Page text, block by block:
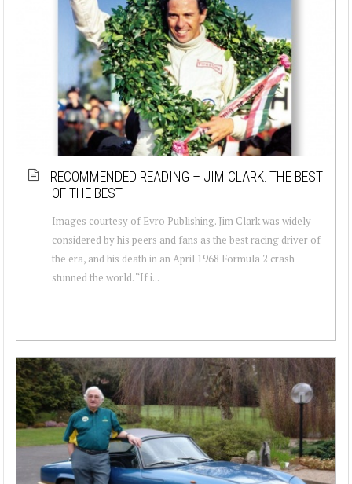
RECOMMENDED READING – JIM CLARK: THE BEST
OF THE BEST
Images courtesy of Evro Publishing. Jim Clark was widely
considered by his peers and fans as the best racing driver of
the era, and his death in an April 1968 Formula 2 crash
stunned the world. “If i...